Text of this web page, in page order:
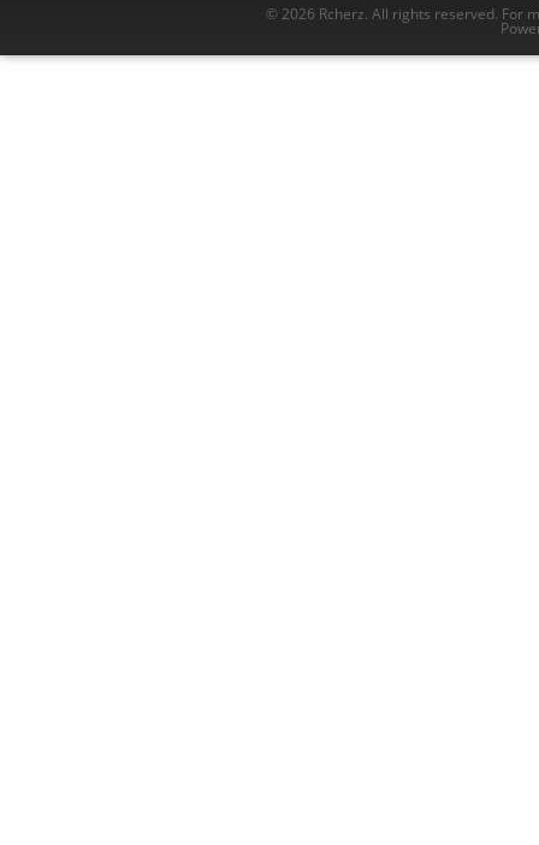
© 2026 Rcherz. All rights reserved. For